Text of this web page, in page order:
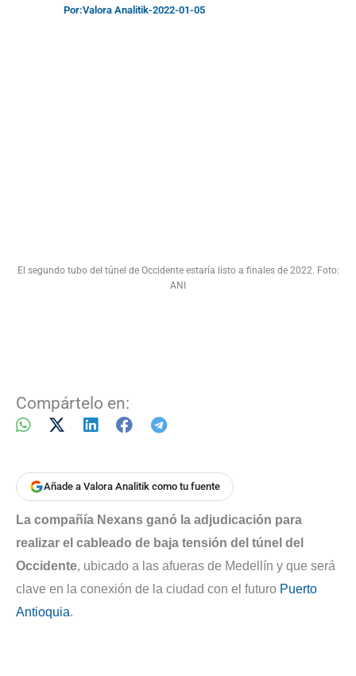
Por:Valora Analitik-2022-01-05
El segundo tubo del túnel de Occidente estaría listo a finales de 2022. Foto:
ANI
Compártelo en:
Añade a Valora Analitik como tu fuente
La compañía Nexans ganó la adjudicación para
realizar el cableado de baja tensión del túnel del
Occidente, ubicado a las afueras de Medellín y que será
clave en la conexión de la ciudad con el futuro Puerto
Antioquia.